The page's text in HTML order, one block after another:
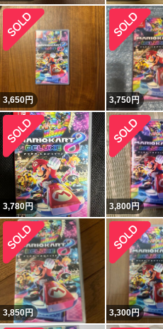
3,650円 3,750円
3,780円 3,800円
3,850円 3,300円